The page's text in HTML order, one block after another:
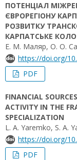
ПОТЕНЦІАЛ
ЄВРОРЕГІОНУ
РОЗВИТКУ
КАРПАТСЬКЕ
Е. М. Маляр, О. О.
https://doi.org/
PDF
FINANCIAL
ACTIVITY IN THE
SPECIALIZATION
L. A. Yaremko, S. A.
https://doi.org/
PDF